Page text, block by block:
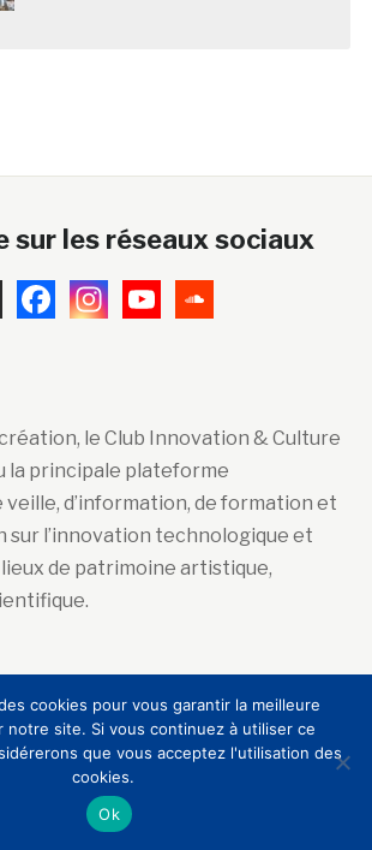
sur les réseaux sociaux
le Club Innovation & Culture
la principale plateforme
d’information, de formation et
sur l’innovation technologique et
de patrimoine artistique,
à la newsletter
cookies pour vous garantir la meilleure
notre site. Si vous continuez à utiliser ce
que vous acceptez l'utilisation des
cookies.
Ok